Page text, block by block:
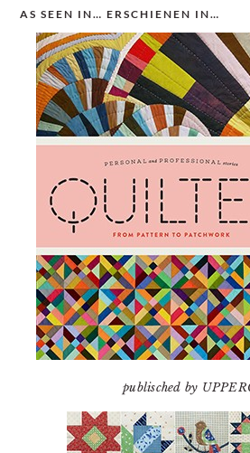
AS SEEN IN… ERSCHIENEN IN…
publisched by